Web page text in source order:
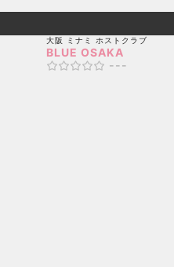
大阪 ミナミ ホストクラブ
BLUE OSAKA
---